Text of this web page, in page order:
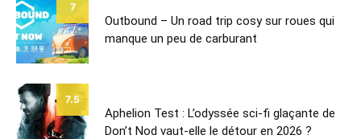
7
Outbound – Un road trip cosy sur roues qui
manque un peu de carburant
7.5
Aphelion Test : L’odyssée sci-fi glaçante de
Don’t Nod vaut-elle le détour en 2026 ?